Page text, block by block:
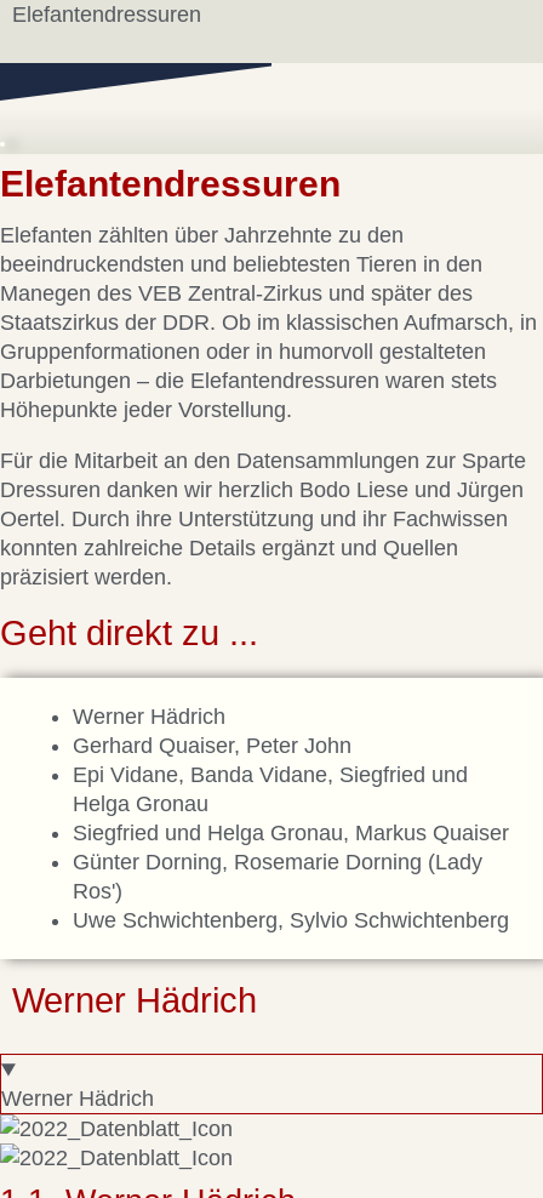
Elefantendressuren
Elefantendressuren
Elefanten zählten über Jahrzehnte zu den
beeindruckendsten und beliebtesten Tieren in den
Manegen des VEB Zentral-Zirkus und später des
Staatszirkus der DDR. Ob im klassischen Aufmarsch, in
Gruppenformationen oder in humorvoll gestalteten
Darbietungen – die Elefantendressuren waren stets
Höhepunkte jeder Vorstellung.
Für die Mitarbeit an den Datensammlungen zur Sparte
Dressuren danken wir herzlich Bodo Liese und Jürgen
Oertel. Durch ihre Unterstützung und ihr Fachwissen
konnten zahlreiche Details ergänzt und Quellen
präzisiert werden.
Geht direkt zu ...
Werner Hädrich
Gerhard Quaiser, Peter John
Epi Vidane, Banda Vidane, Siegfried und
Helga Gronau
Siegfried und Helga Gronau, Markus Quaiser
Günter Dorning, Rosemarie Dorning (Lady
Ros')​
Uwe Schwichtenberg, Sylvio Schwichtenberg
Werner Hädrich
Werner Hädrich